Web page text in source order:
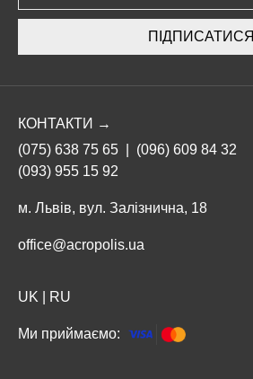
ПІДПИСАТИСЯ
КОНТАКТИ →
(075) 638 75 65
(096) 609 84 32
(093) 955 15 92
м. Львів, вул. Залізнична, 18
office@acropolis.ua
UK RU
Ми приймаємо: